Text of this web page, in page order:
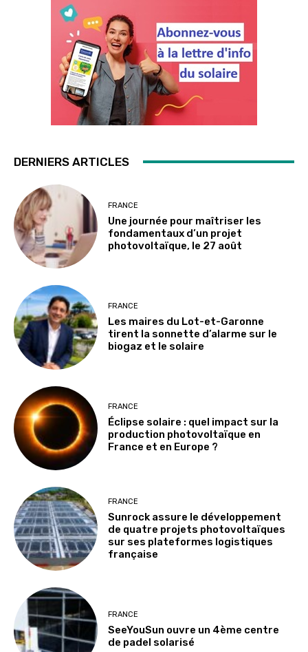
DERNIERS ARTICLES
FRANCE
Une journée pour maîtriser les
fondamentaux d’un projet
photovoltaïque, le 27 août
FRANCE
Les maires du Lot-et-Garonne
tirent la sonnette d’alarme sur le
biogaz et le solaire
FRANCE
Éclipse solaire : quel impact sur la
production photovoltaïque en
France et en Europe ?
FRANCE
Sunrock assure le développement
de quatre projets photovoltaïques
sur ses plateformes logistiques
française
FRANCE
SeeYouSun ouvre un 4ème centre
de padel solarisé